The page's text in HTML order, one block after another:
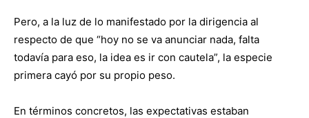
Pero, a la luz de lo manifestado por la dirigencia al
respecto de que “hoy no se va anunciar nada, falta
todavía para eso, la idea es ir con cautela”, la especie
primera cayó por su propio peso.
En términos concretos, las expectativas estaban